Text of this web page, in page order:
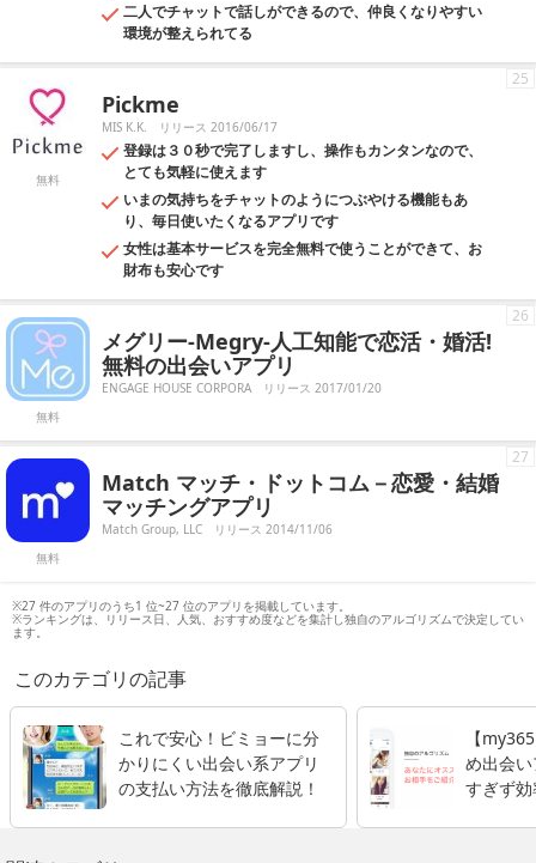
二人でチャットで話しができるので、仲良くなりやすい
環境が整えられてる
無料
Pickme
MIS K.K. リリース 2016/06/17
登録は３０秒で完了しますし、操作もカンタンなので、
とても気軽に使えます
いまの気持ちをチャットのようにつぶやける機能もあ
り、毎日使いたくなるアプリです
女性は基本サービスを完全無料で使うことができて、お
財布も安心です
25
無料
メグリー-Megry-人工知能で恋活・婚活!
無料の出会いアプリ
ENGAGE HOUSE CORPORA リリース 2017/01/20
26
無料
Match マッチ・ドットコム－恋愛・結婚
マッチングアプリ
Match Group, LLC リリース 2014/11/06
27
※27 件のアプリのうち1 位~27 位のアプリを掲載しています。
※ランキングは、リリース日、人気、おすすめ度などを集計し独自のアルゴリズムで決定してい
ます。
このカテゴリの記事
これで安心！ビミョーに分
かりにくい出会い系アプリ
の支払い方法を徹底解説！
【
め出会
すぎず